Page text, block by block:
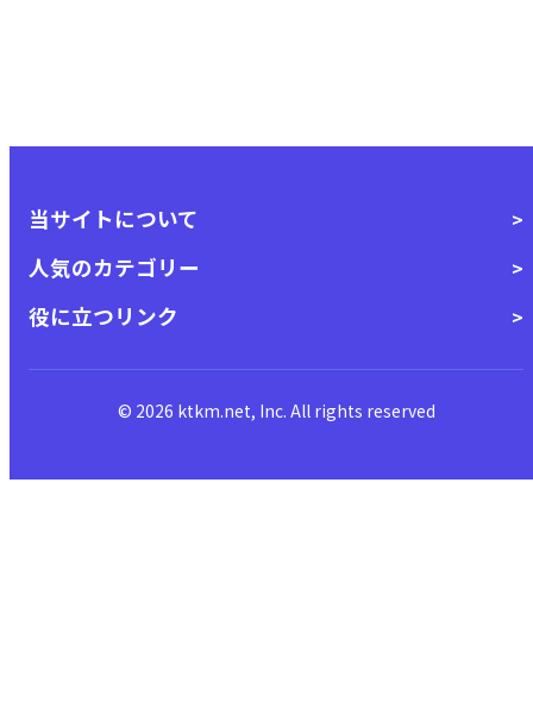
当サイトについて
人気のカテゴリー
役に立つリンク
© 2026 ktkm.net, Inc. All rights reserved